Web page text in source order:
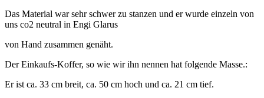
Das Material war sehr schwer zu stanzen und er wurde einzeln von
uns co2 neutral in Engi Glarus
von Hand zusammen genäht.
Der Einkaufs-Koffer, so wie wir ihn nennen hat folgende Masse.:
Er ist ca. 33 cm breit, ca. 50 cm hoch und ca. 21 cm tief.